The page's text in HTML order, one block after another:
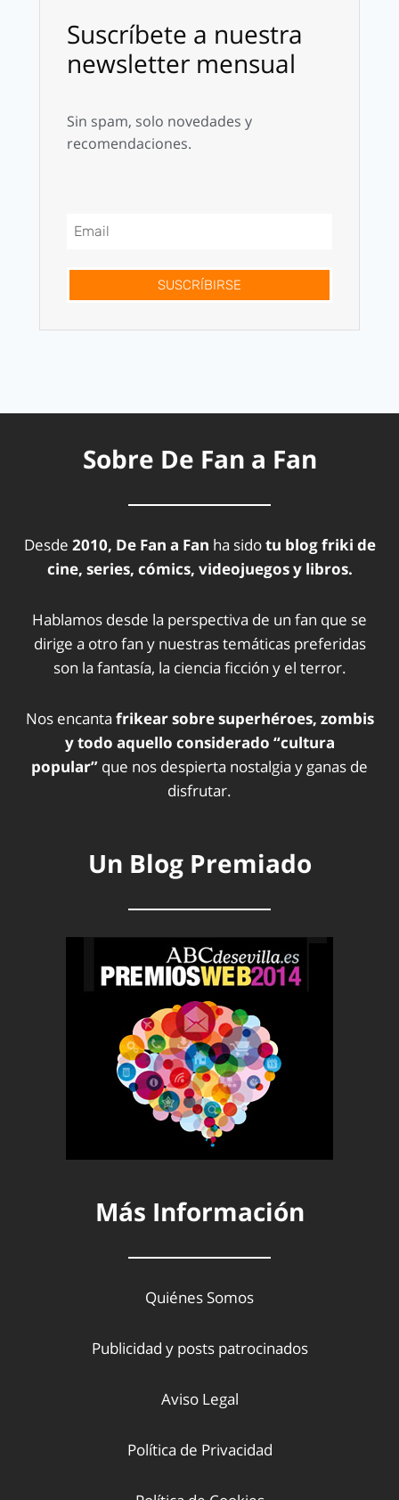
Suscríbete a nuestra
newsletter mensual
Sin spam, solo novedades y
recomendaciones.
SUSCRÍBIRSE
Sobre De Fan a Fan
Desde 2010, De Fan a Fan ha sidotu blog friki de
cine, series, cómics, videojuegos y libros.
Hablamos desde la perspectiva de un fan que se
dirige a otro fan y nuestras temáticas preferidas
son la fantasía, la ciencia ficción y el terror.
Nos encanta frikear sobre superhéroes, zombis
y todo aquello considerado “cultura
popular” que nos despierta nostalgia y ganas de
disfrutar.
Un Blog Premiado
Más Información
Quiénes Somos
Publicidad y posts patrocinados
Aviso Legal
Política de Privacidad